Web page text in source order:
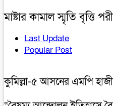
মাষ্টার কামাল স্মৃতি বৃত্তি
Last Update
Popular Post
কুমিল্লা-৫ আসনের এমপি